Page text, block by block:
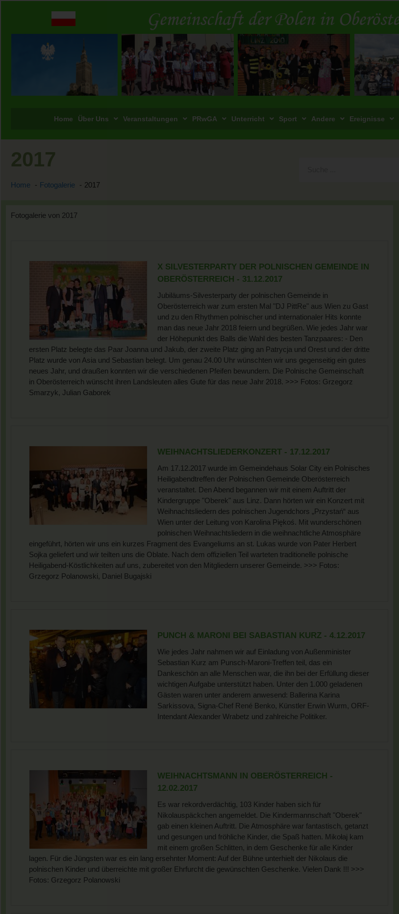
Home Über Uns Veranstaltungen PRwGA Unterricht Sport Andere Ereignisse
2017
Home Fotogalerie 2017
Fotogalerie von 2017
X SILVESTERPARTY DER POLNISCHEN GEMEINDE IN
OBERÖSTERREICH - 31.12.2017
Jubiläums-Silvesterparty der polnischen Gemeinde in
Oberösterreich war zum ersten Mal "DJ PittRe" aus Wien zu Gast
und zu den Rhythmen polnischer und internationaler Hits konnte
man das neue Jahr 2018 feiern und begrüßen. Wie jedes Jahr war
der Höhepunkt des Balls die Wahl des besten Tanzpaares: - Den
ersten Platz belegte das Paar Joanna und Jakub, der zweite Platz ging an Patrycja und Orest und der dritte
Platz wurde von Asia und Sebastian belegt. Um genau 24.00 Uhr wünschten wir uns gegenseitig ein gutes
neues Jahr, und draußen konnten wir die verschiedenen Pfeifen bewundern. Die Polnische Gemeinschaft
in Oberösterreich wünscht ihren Landsleuten alles Gute für das neue Jahr 2018. >>> Fotos: Grzegorz
Smarzyk, Julian Gaborek
WEIHNACHTSLIEDERKONZERT - 17.12.2017
Am 17.12.2017 wurde im Gemeindehaus Solar City ein Polnisches
Heiligabendtreffen der Polnischen Gemeinde Oberösterreich
veranstaltet. Den Abend begannen wir mit einem Auftritt der
Kindergruppe "Oberek" aus Linz. Dann hörten wir ein Konzert mit
Weihnachtsliedern des polnischen Jugendchors „Przystań“ aus
Wien unter der Leitung von Karolina Piękoś. Mit wunderschönen
polnischen Weihnachtsliedern in die weihnachtliche Atmosphäre
eingeführt, hörten wir uns ein kurzes Fragment des Evangeliums an st. Lukas wurde von Pater Herbert
Sojka geliefert und wir teilten uns die Oblate. Nach dem offiziellen Teil warteten traditionelle polnische
Heiligabend-Köstlichkeiten auf uns, zubereitet von den Mitgliedern unserer Gemeinde. >>> Fotos:
Grzegorz Polanowski, Daniel Bugajski
PUNCH & MARONI BEI SABASTIAN KURZ - 4.12.2017
Wie jedes Jahr nahmen wir auf Einladung von Außenminister
Sebastian Kurz am Punsch-Maroni-Treffen teil, das ein
Dankeschön an alle Menschen war, die ihn bei der Erfüllung dieser
wichtigen Aufgabe unterstützt haben. Unter den 1.000 geladenen
Gästen waren unter anderem anwesend: Ballerina Karina
Sarkissova, Signa-Chef René Benko, Künstler Erwin Wurm, ORF-
Intendant Alexander Wrabetz und zahlreiche Politiker.
WEIHNACHTSMANN IN OBERÖSTERREICH -
12.02.2017
Es war rekordverdächtig, 103 Kinder haben sich für
Nikolauspäckchen angemeldet. Die Kindermannschaft "Oberek"
gab einen kleinen Auftritt. Die Atmosphäre war fantastisch, getanzt
und gesungen und fröhliche Kinder, die Spaß hatten. Mikołaj kam
mit einem großen Schlitten, in dem Geschenke für alle Kinder
lagen. Für die Jüngsten war es ein lang ersehnter Moment: Auf der Bühne unterhielt der Nikolaus die
polnischen Kinder und überreichte mit großer Ehrfurcht die gewünschten Geschenke. Vielen Dank !!! >>>
Fotos: Grzegorz Polanowski